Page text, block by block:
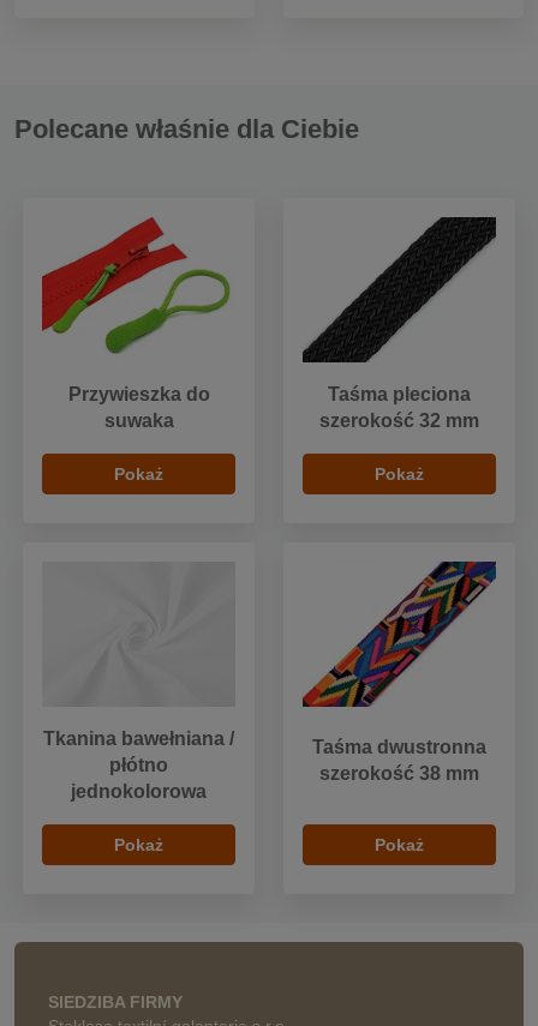
Polecane właśnie dla Ciebie
Przywieszka do
suwaka
Pokaż
Taśma pleciona
szerokość 32 mm
Pokaż
Tkanina bawełniana /
płótno
jednokolorowa
Pokaż
Taśma dwustronna
szerokość 38 mm
Pokaż
SIEDZIBA FIRMY